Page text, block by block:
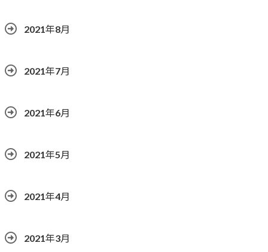
2021年8月
2021年7月
2021年6月
2021年5月
2021年4月
2021年3月